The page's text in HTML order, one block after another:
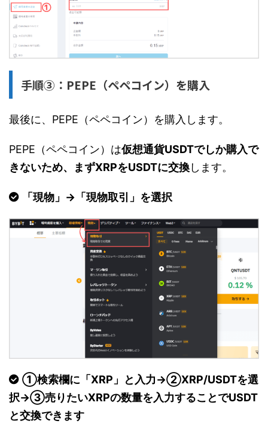
手順③：PEPE（ペペコイン）を購入
最後に、PEPE（ペペコイン）を購入します。
PEPE（ペペコイン）は仮想通貨USDTでしか購入で
きないため、まずXRPをUSDTに交換します。
「現物」→「現物取引」を選択
①検索欄に「XRP」と入力→②XRP/USDTを選
択→③売りたいXRPの数量を入力することでUSDT
と交換できます